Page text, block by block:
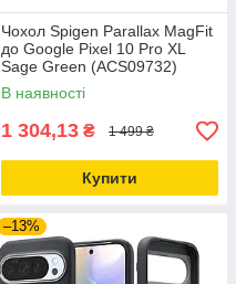
Чохол Spigen Parallax MagFit
до Google Pixel 10 Pro XL
Sage Green (ACS09732)
В наявності
1 304,13 ₴ 1 499 ₴
Купити
–13%